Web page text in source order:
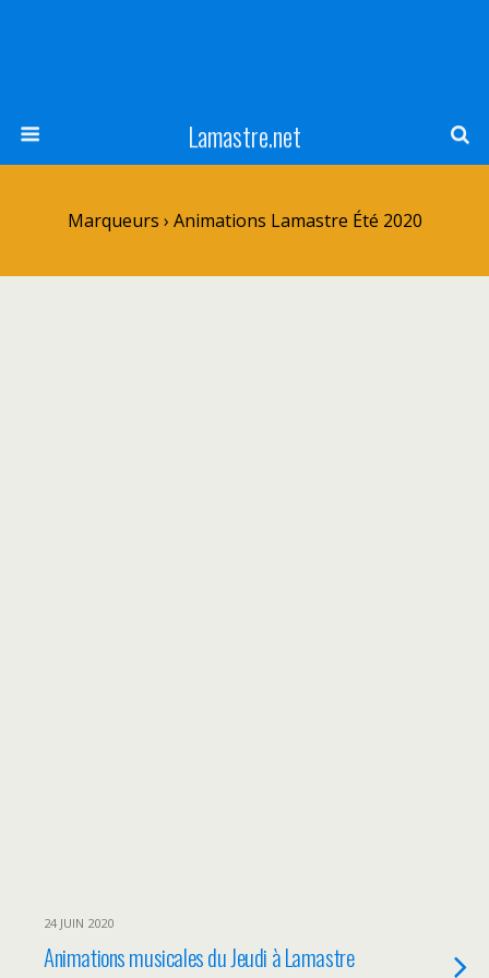
Lamastre.net
Marqueurs › Animations Lamastre Été 2020
24 JUIN 2020
Animations musicales du Jeudi à Lamastre